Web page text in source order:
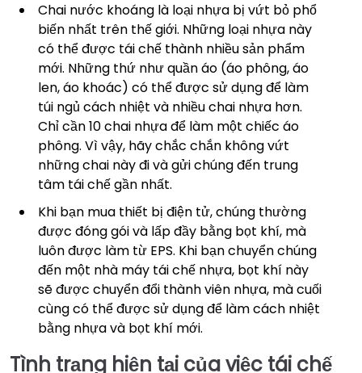
Chai nước khoáng là loại nhựa bị vứt bỏ phổ
biến nhất trên thế giới. Những loại nhựa này
có thể được tái chế thành nhiều sản phẩm
mới. Những thứ như quần áo (áo phông, áo
len, áo khoác) có thể được sử dụng để làm
túi ngủ cách nhiệt và nhiều chai nhựa hơn.
Chỉ cần 10 chai nhựa để làm một chiếc áo
phông. Vì vậy, hãy chắc chắn không vứt
những chai này đi và gửi chúng đến trung
tâm tái chế gần nhất.
Khi bạn mua thiết bị điện tử, chúng thường
được đóng gói và lấp đầy bằng bọt khí, mà
luôn được làm từ EPS. Khi bạn chuyển chúng
đến một nhà máy tái chế nhựa, bọt khí này
sẽ được chuyển đổi thành viên nhựa, mà cuối
cùng có thể được sử dụng để làm cách nhiệt
bằng nhựa và bọt khí mới.
Tình trạng hiện tại của việc tái chế